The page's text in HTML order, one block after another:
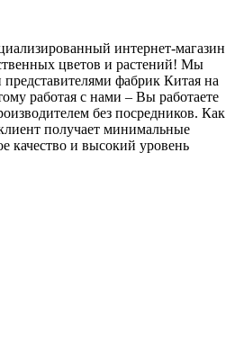
интернет-магазин
цветов и растений! Мы
фабрик Китая на
работая с нами – Вы работаете
без посредников. Как
получает минимальные
качество и высокий уровень